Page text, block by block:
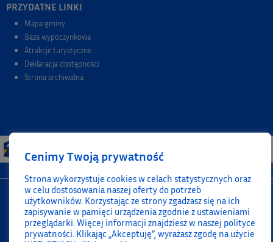
PRZYDATNE LINKI
Mapa gminy
Baza wypoczynkowa
Atrakcje turystyczne
Deklaracja dostępności
Strona archiwalna
Cenimy Twoją prywatność
Strona wykorzystuje cookies w celach statystycznych oraz
w celu dostosowania naszej oferty do potrzeb
użytkowników. Korzystając ze strony zgadzasz się na ich
zapisywanie w pamięci urządzenia zgodnie z ustawieniami
przeglądarki. Więcej informacji znajdziesz w naszej polityce
prywatności. Klikając „Akceptuję”, wyrażasz zgodę na użycie